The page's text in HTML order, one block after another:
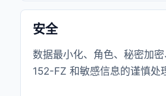
安全
数据最小化、角色、秘密加密
152-FZ 和敏感信息的谨慎处